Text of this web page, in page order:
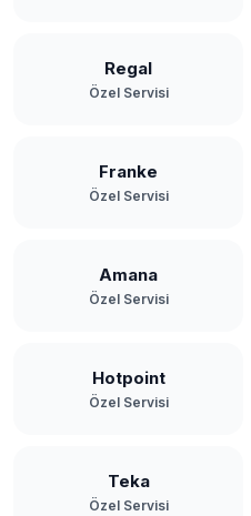
Paşamandıra
Riva
Soğuksu
Yavuz Selim
Zerzavatçı
Regal
Özel Servisi
Franke
Özel Servisi
Amana
Özel Servisi
Hotpoint
Özel Servisi
Teka
Özel Servisi